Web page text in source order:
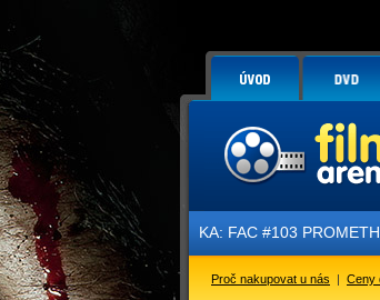
NOVINKA: FAC #103 PROMETHEUS
Proč nakupovat u nás | Ceny